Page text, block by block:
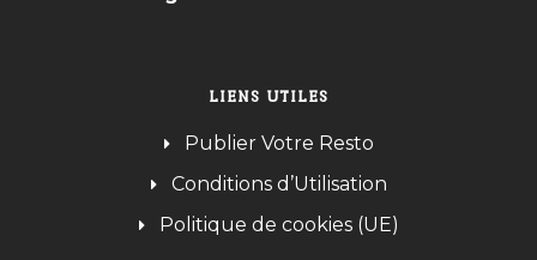
LIENS UTILES
Publier Votre Resto
Conditions d’Utilisation
Politique de cookies (UE)